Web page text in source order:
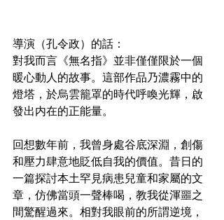
導演（孔令政）的話：
對我而言《無名指》並非僅僅限於一個
暖心動人的故事。這部作品乃濃霧中的
燈塔，於烏雲籠罩的時代呼喚光輝，啟
發出内在的正能量。
回想數年前，我曾身處谷底深淵，創傷
和壓力肆意地貶低自我的價值。昔日的
一篇探討本土罕見病患兒童和家屬的文
章，仿佛當頭一聲棒喝，教我從渾噩之
間驚醒過來。相對我眼前的所謂逆境，